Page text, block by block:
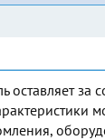
оставляет за